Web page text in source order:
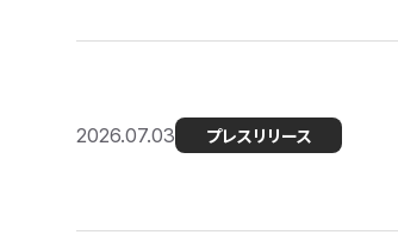
2026.07.03 プレスリリース